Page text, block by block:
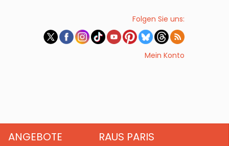
Folgen Sie uns:
Mein Konto
ANGEBOTE RAUS PARIS